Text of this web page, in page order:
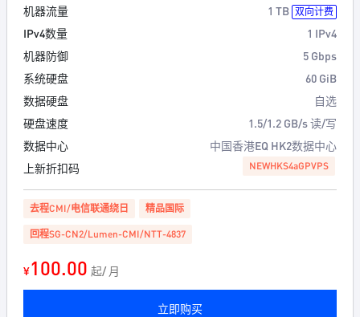
机器流量
1 TB 双向计费
IPv4数量
1 IPv4
机器防御
5 Gbps
系统硬盘
60 GiB
数据硬盘
自选
硬盘速度
1.5/1.2 GB/s 读/写
数据中心
中国香港EQ HK2数据中心
上新折扣码
NEWHKS4aGPVPS
去程CMI/电信联通绕日 精品国际
回程SG-CN2/Lumen-CMI/NTT-4837
¥100.00 起/ 月
立即购买